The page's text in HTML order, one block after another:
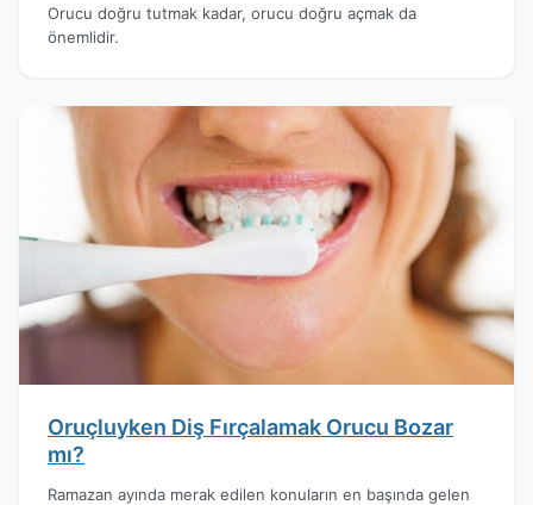
Orucu doğru tutmak kadar, orucu doğru açmak da
önemlidir.
Oruçluyken Diş Fırçalamak Orucu Bozar
mı?
Ramazan ayında merak edilen konuların en başında gelen